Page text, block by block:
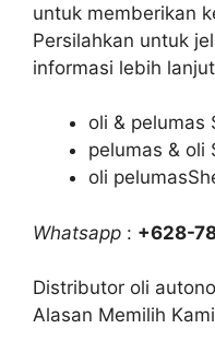
untuk memberikan
Persilahkan untuk
informasi lebih
oli & pelumas
pelumas & oli
oli
Whatsapp : +628-
Distributor oli
Alasan Memilih